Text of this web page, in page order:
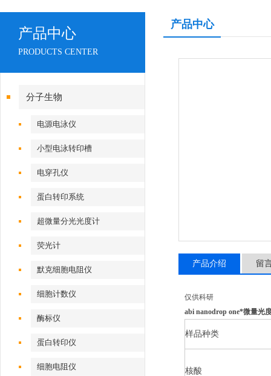
产品中心
PRODUCTS CENTER
分子生物
电源电泳仪
小型电泳转印槽
电穿孔仪
蛋白转印系统
超微量分光光度计
荧光计
默克细胞电阻仪
细胞计数仪
酶标仪
蛋白转印仪
细胞电阻仪
产品中心
产品介绍 留
仅供科研
abi nanodrop one*微量光
样品种类
核酸